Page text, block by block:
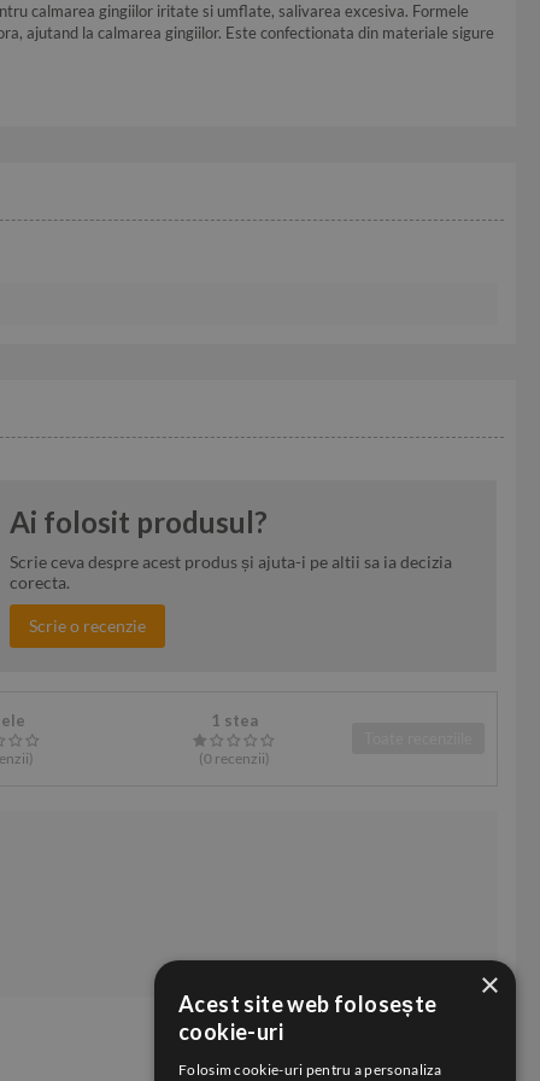
calmarea gingiilor iritate si umflate, salivarea excesiva. Formele
ajutand la calmarea gingiilor. Este confectionata din materiale sigure
Ai folosit produsul?
Scrie ceva despre acest produs și ajuta-i pe altii sa ia decizia
corecta.
Scrie o recenzie
)
1 stea
(0recenzii)
×
Acest site web folosește
cookie-uri
Folosim cookie-uri pentru a personaliza